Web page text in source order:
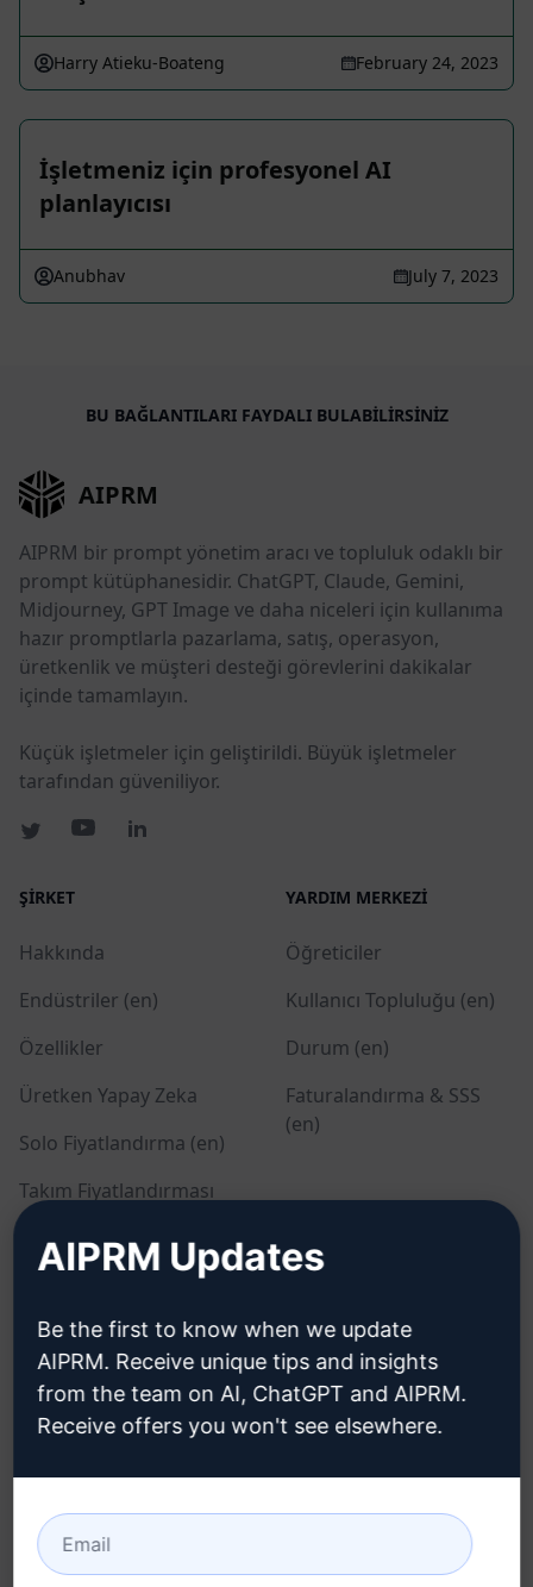
Harry Atieku-Boateng February 24, 2023
İşletmeniz için profesyonel AI
planlayıcısı
Anubhav July 7, 2023
BU BAĞLANTILARI FAYDALI BULABILIRSINIZ
AIPRM
AIPRM bir prompt yönetim aracı ve topluluk odaklı bir
prompt kütüphanesidir. ChatGPT, Claude, Gemini,
Midjourney, GPT Image ve daha niceleri için kullanıma
hazır promptlarla pazarlama, satış, operasyon,
üretkenlik ve müşteri desteği görevlerini dakikalar
içinde tamamlayın.
Küçük işletmeler için geliştirildi. Büyük işletmeler
tarafından güveniliyor.
ŞIRKET
Hakkında
Endüstriler (en)
Özellikler
Üretken Yapay Zeka
Solo Fiyatlandırma (en)
Takım Fiyatlandırması
(en)
Blog (en)
YARDIM MERKEZI
Öğreticiler
Kullanıcı Topluluğu (en)
Durum (en)
Faturalandırma & SSS
(en)
YASAL
Gizlilik Politikası (en)
Politikası (en)
Kullanım Koşulları (en)
Tarayıcı Uzantısı
Nasıl kurulur
AIPRM Updates
Be the first to know when we update
AIPRM. Receive unique tips and insights
from the team on AI, ChatGPT and AIPRM.
Receive offers you won't see elsewhere.